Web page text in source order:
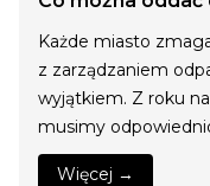
Każde miasto
z zarządzaniem
wyjątkiem. Z roku
musimy
Więcej →